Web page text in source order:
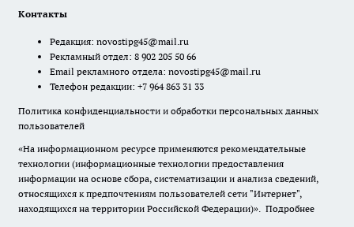
Контакты
Редакция: novostipg45@mail.ru
Рекламный отдел: 8 902 205 50 66
Email рекламного отдела: novostipg45@mail.ru
Телефон редакции: +7 964 863 31 33
Политика конфиденциальности и обработки персональных данных
пользователей
«На информационном ресурсе применяются рекомендательные
технологии (информационные технологии предоставления
информации на основе сбора, систематизации и анализа сведений,
относящихся к предпочтениям пользователей сети "Интернет",
находящихся на территории Российской Федерации)». Подробнее